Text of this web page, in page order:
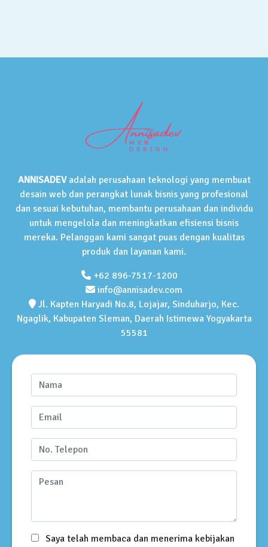
ANNISADEVadalah perusahaan teknologi yang membuat
desain web dan perangkat lunak bisnis yang profesional
dan sesuai kebutuhan, membantu perusahaan dan individu
untuk mengelola dan meningkatkan efisiensi bisnis
mereka. Pelanggan kami sangat puas dengan kualitas
produk dan layanan kami.
+62 896-7517-1200
info@annisadev.com
Jl. Kapten Haryadi No.8, Lojajar, Sinduharjo, Kec.
Ngaglik, Kabupaten Sleman, Daerah Istimewa Yogyakarta
55581
Saya telah membaca dan menerima kebijakan